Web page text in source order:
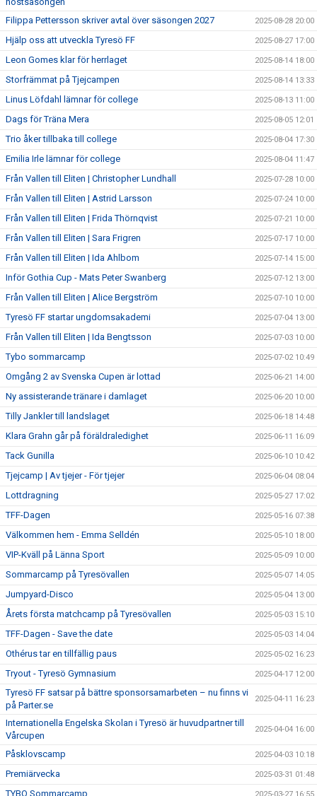
Filippa Pettersson skriver avtal över säsongen 2027 2025-08-28 20:00
Hjälp oss att utveckla Tyresö FF 2025-08-27 17:00
Leon Gomes klar för herrlaget 2025-08-14 18:00
Storfrämmat på Tjejcampen 2025-08-14 13:33
Linus Löfdahl lämnar för college 2025-08-13 11:00
Dags för Träna Mera 2025-08-05 12:01
Trio åker tillbaka till college 2025-08-04 17:30
Emilia Irle lämnar för college 2025-08-04 11:47
Från Vallen till Eliten | Christopher Lundhall 2025-07-28 10:00
Från Vallen till Eliten | Astrid Larsson 2025-07-24 10:00
Från Vallen till Eliten | Frida Thörnqvist 2025-07-21 10:00
Från Vallen till Eliten | Sara Frigren 2025-07-17 10:00
Från Vallen till Eliten | Ida Ahlbom 2025-07-14 15:00
Inför Gothia Cup - Mats Peter Swanberg 2025-07-12 13:00
Från Vallen till Eliten | Alice Bergström 2025-07-10 10:00
Tyresö FF startar ungdomsakademi 2025-07-04 13:00
Från Vallen till Eliten | Ida Bengtsson 2025-07-03 10:00
Tybo sommarcamp 2025-07-02 10:49
Omgång 2 av Svenska Cupen är lottad 2025-06-21 14:00
Ny assisterande tränare i damlaget 2025-06-20 10:00
Tilly Jankler till landslaget 2025-06-18 14:48
Klara Grahn går på föräldraledighet 2025-06-11 16:09
Tack Gunilla 2025-06-10 10:42
Tjejcamp | Av tjejer - För tjejer 2025-06-04 08:04
Lottdragning 2025-05-27 17:02
TFF-Dagen 2025-05-16 07:38
Välkommen hem - Emma Selldén 2025-05-10 18:00
VIP-Kväll på Länna Sport 2025-05-09 10:00
Sommarcamp på Tyresövallen 2025-05-07 14:05
Jumpyard-Disco 2025-05-04 13:00
Årets första matchcamp på Tyresövallen 2025-05-03 15:10
TFF-Dagen - Save the date 2025-05-03 14:04
Othérus tar en tillfällig paus 2025-05-02 16:23
Tryout - Tyresö Gymnasium 2025-04-17 12:00
Tyresö FF satsar på bättre sponsorsamarbeten – nu finns vi
på Parter.se
2025-04-11 16:23
Internationella Engelska Skolan i Tyresö är huvudpartner till
Vårcupen
2025-04-04 16:00
Påsklovscamp 2025-04-03 10:18
Premiärvecka 2025-03-31 01:48
TYBO Sommarcamp